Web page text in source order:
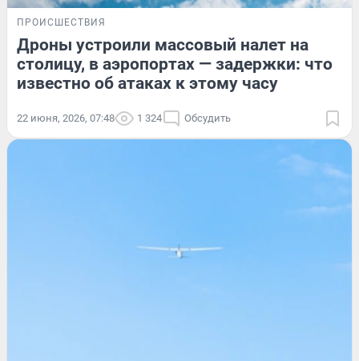
ПРОИСШЕСТВИЯ
Дроны устроили массовый налет на
столицу, в аэропортах — задержки: что
известно об атаках к этому часу
22 июня, 2026, 07:48 1 324 Обсудить